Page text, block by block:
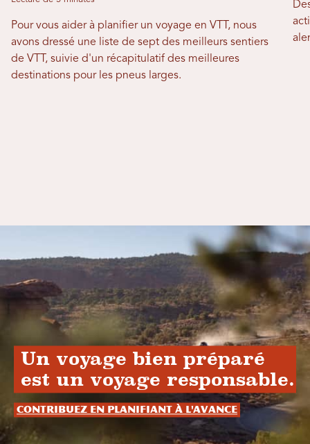
Pour vous aider à planifier un voyage en VTT, nous
avons dressé une liste de sept des meilleurs sentiers
de VTT, suivie d'un récapitulatif des meilleures
destinations pour les pneus larges.
Un voyage bien préparé
est un voyage responsable.
Contribuez en planifiant à l'avance